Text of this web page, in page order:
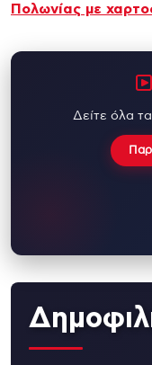
Πολωνίας με
Δείτε όλα